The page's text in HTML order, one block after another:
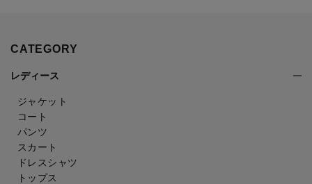
CATEGORY
レディース
ジャケット
コート
パンツ
スカート
ドレスシャツ
トップス